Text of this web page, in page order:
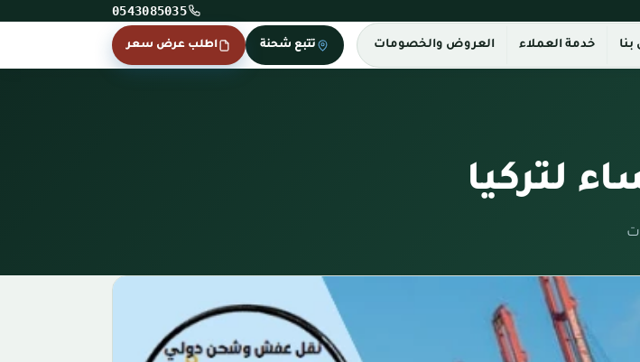
0543085035
خدمة العملاء العروض والخصومات تتبع شحنة اطلب عرض سعر
لتركيا